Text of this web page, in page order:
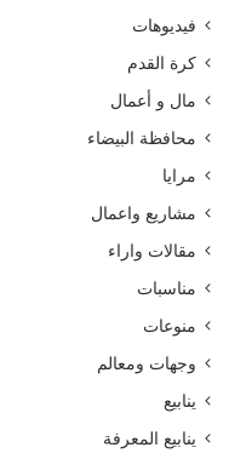
فيديوهات
كرة القدم
مال و أعمال
محافظة البيضاء
مرايا
مشاريع واعمال
مقالات واراء
مناسبات
منوعات
وجهات ومعالم
ينابيع
ينابيع المعرفة